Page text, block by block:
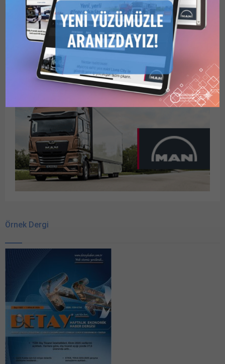
İşleri Müdürlüğü’nce yapılan
duyuruya göre,
2026/926059 İKN numaralı
dosya konusu 1140 Ton
Asfalt Malzemesi (Bitüm)
Nakli hizmet alımı 4734
sayılı Kamu İhale
Kanununun 19 uncu
maddesine göre açık ihale
Şartname, Kemerköprü
Mahallesi Elmalık Sokak
No:1 Merkez/Bartın...
İşleri Müdürlüğü’nce
2026/852849 İKN numaralı
dosya konusu Batman
TÜPRAŞ Rafinesinden
Palandöken Belediyesi
Asfalt Üretim Tesisine 2500
Ton Bitüm Nakliyesi hizmet
alımı 4734 sayılı Kamu İhale
Kanununun 19 uncu
maddesine göre açık ihale
usulü ile ihale edilecektir.
Mah. 25070...
Örnek Dergi